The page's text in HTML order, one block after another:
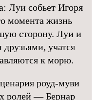
Луи собьет Игоря
момента жизнь
сторону. Луи и
учатся
к морю.
роуд-муви
ролей — Бернар